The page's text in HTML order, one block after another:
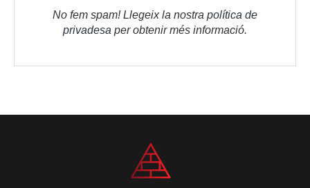
No fem spam! Llegeix la nostra política de
privadesa per obtenir més informació.